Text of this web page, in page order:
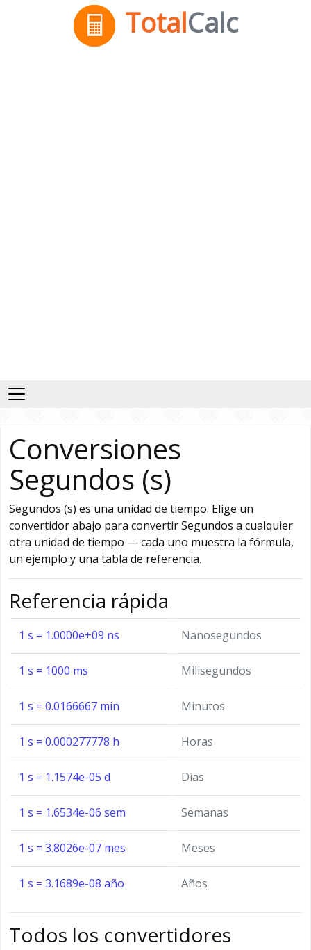
TotalCalc
Conversiones
Segundos (s)
Segundos (s) es una unidad de tiempo. Elige un
convertidor abajo para convertir Segundos a cualquier
otra unidad de tiempo — cada uno muestra la fórmula,
un ejemplo y una tabla de referencia.
Referencia rápida
1 s = 1.0000e+09 ns Nanosegundos
1 s = 1000 ms Milisegundos
1 s = 0.0166667 min Minutos
1 s = 0.000277778 h Horas
1 s = 1.1574e-05 d Días
1 s = 1.6534e-06 sem Semanas
1 s = 3.8026e-07 mes Meses
1 s = 3.1689e-08 año Años
Todos los convertidores